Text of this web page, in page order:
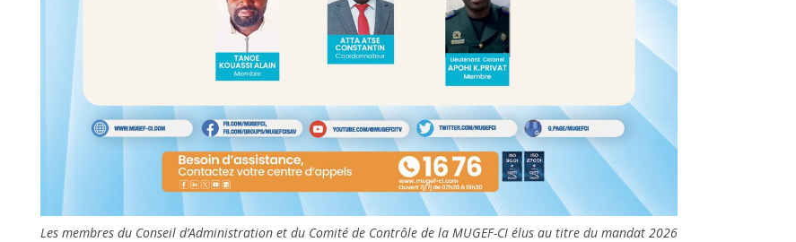
Les membres du Conseil d’Administration et du Comité de Contrôle de la MUGEF-CI élus au titre du mandat 2026